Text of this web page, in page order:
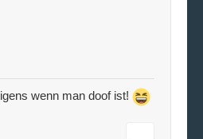
wenn man doof ist!